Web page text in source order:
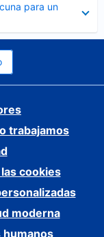
para un
trabajamos
cookies
moderna
humanos